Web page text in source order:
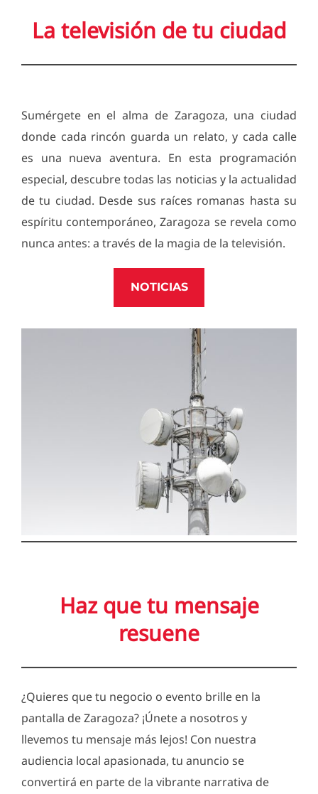
La televisión de tu ciudad
Sumérgete en el alma de Zaragoza, una ciudad
donde cada rincón guarda un relato, y cada calle
es una nueva aventura. En esta programación
especial, descubre todas las noticias y la actualidad
de tu ciudad. Desde sus raíces romanas hasta su
espíritu contemporáneo, Zaragoza se revela como
nunca antes: a través de la magia de la televisión.
NOTICIAS
Haz que tu mensaje
resuene
¿Quieres que tu negocio o evento brille en la
pantalla de Zaragoza? ¡Únete a nosotros y
llevemos tu mensaje más lejos! Con nuestra
audiencia local apasionada, tu anuncio se
convertirá en parte de la vibrante narrativa de